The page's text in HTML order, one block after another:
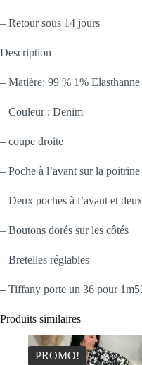
– Retour sous 14 jours
Description
– Matière: 99 % 1% Elasthanne
– Couleur : Denim
– coupe droite
– Poche à l’avant sur la poitrine
– Deux poches à l’avant et
– Boutons dorés sur les côtés
– Bretelles réglables
– Tiffany porte un 36 pour
Produits similaires
PROMO!